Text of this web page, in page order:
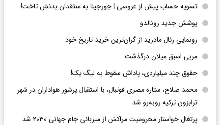
تسویه حساب پیش از عروسی | جورجینا به منتقدان بدنش تاخت!
پوشش جدید رونالدو
رونمایی رئال مادرید از گران‌ترین خرید تاریخ خود
مربی اسبق میلان درگذشت
حقوق چند میلیاردی، پاداش سقوط به لیگ یک!
محمد صلاح، ستاره مصری فوتبال، با استقبال پرشور هواداران در شهر
ترابزون ترکیه روبه‌رو شد
پرتغال خواستار محرومیت مراکش از میزبانی جام جهانی ۲۰۳۰ شد